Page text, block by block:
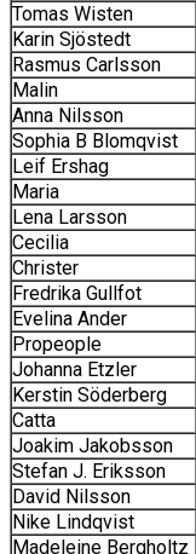
Tomas Wisten
Karin Sjöstedt
Rasmus Carlsson
Malin
Anna Nilsson
Sophia B Blomqvist
Leif Ershag
Maria
Lena Larsson
Cecilia
Christer
Fredrika Gullfot
Evelina Ander
Propeople
Johanna Etzler
Kerstin Söderberg
Catta
Joakim Jakobsson
Stefan J. Eriksson
David Nilsson
Nike Lindqvist
Madeleine Bergholtz